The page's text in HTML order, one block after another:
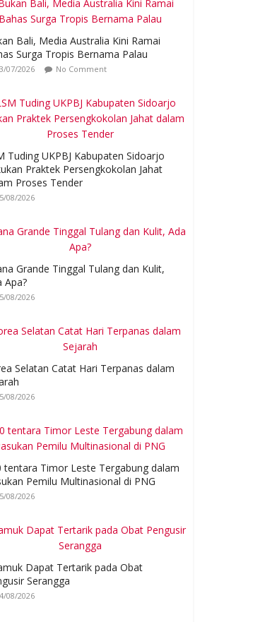
Bali, Media Australia Kini Ramai
Surga Tropis Bernama Palau
07/2026 No Comment
Tuding UKPBJ Kabupaten Sidoarjo
Praktek Persengkokolan Jahat
Proses Tender
08/2026
Grande Tinggal Tulang dan Kulit,
Apa?
08/2026
Selatan Catat Hari Terpanas dalam
08/2026
tentara Timor Leste Tergabung dalam
Pemilu Multinasional di PNG
08/2026
Dapat Tertarik pada Obat
Serangga
08/2026